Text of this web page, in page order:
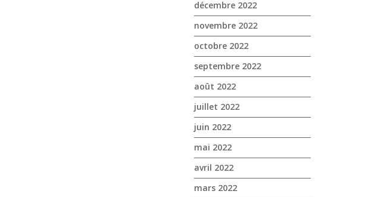
décembre 2022
novembre 2022
octobre 2022
septembre 2022
août 2022
juillet 2022
juin 2022
mai 2022
avril 2022
mars 2022